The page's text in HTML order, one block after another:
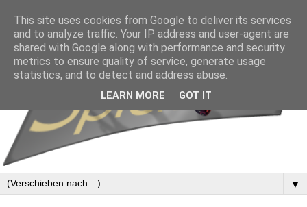
▼
This site uses cookies from Google to deliver its services
and to analyze traffic. Your IP address and user-agent are
shared with Google along with performance and security
metrics to ensure quality of service, generate usage
statistics, and to detect and address abuse.
LEARN MORE GOT IT